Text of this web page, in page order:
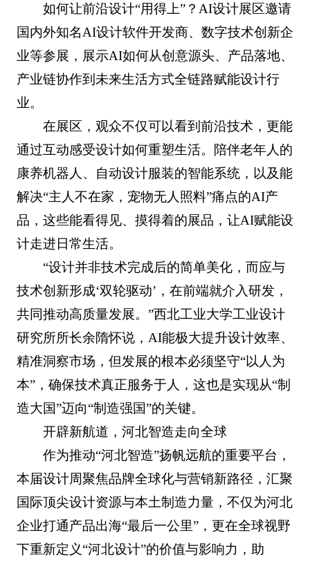
如何让前沿设计“用得上”？AI设计展区邀请
国内外知名AI设计软件开发商、数字技术创新企
业等参展，展示AI如何从创意源头、产品落地、
产业链协作到未来生活方式全链路赋能设计行
业。
在展区，观众不仅可以看到前沿技术，更能
通过互动感受设计如何重塑生活。陪伴老年人的
康养机器人、自动设计服装的智能系统，以及能
解决“主人不在家，宠物无人照料”痛点的AI产
品，这些能看得见、摸得着的展品，让AI赋能设
计走进日常生活。
“设计并非技术完成后的简单美化，而应与
技术创新形成‘双轮驱动’，在前端就介入研发，
共同推动高质量发展。”西北工业大学工业设计
研究所所长余隋怀说，AI能极大提升设计效率、
精准洞察市场，但发展的根本必须坚守“以人为
本”，确保技术真正服务于人，这也是实现从“制
造大国”迈向“制造强国”的关键。
开辟新航道，河北智造走向全球
作为推动“河北智造”扬帆远航的重要平台，
本届设计周聚焦品牌全球化与营销新路径，汇聚
国际顶尖设计资源与本土制造力量，不仅为河北
企业打通产品出海“最后一公里”，更在全球视野
下重新定义“河北设计”的价值与影响力，助